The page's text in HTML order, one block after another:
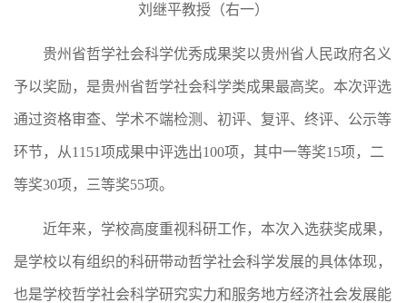
刘继平教授（右一）
贵州省哲学社会科学优秀成果奖以贵州省人民政府名义
予以奖励，是贵州省哲学社会科学类成果最高奖。本次评选
通过资格审查、学术不端检测、初评、复评、终评、公示等
环节，从1151项成果中评选出100项，其中一等奖15项，二
等奖30项，三等奖55项。
近年来，学校高度重视科研工作，本次入选获奖成果，
是学校以有组织的科研带动哲学社会科学发展的具体体现，
也是学校哲学社会科学研究实力和服务地方经济社会发展能